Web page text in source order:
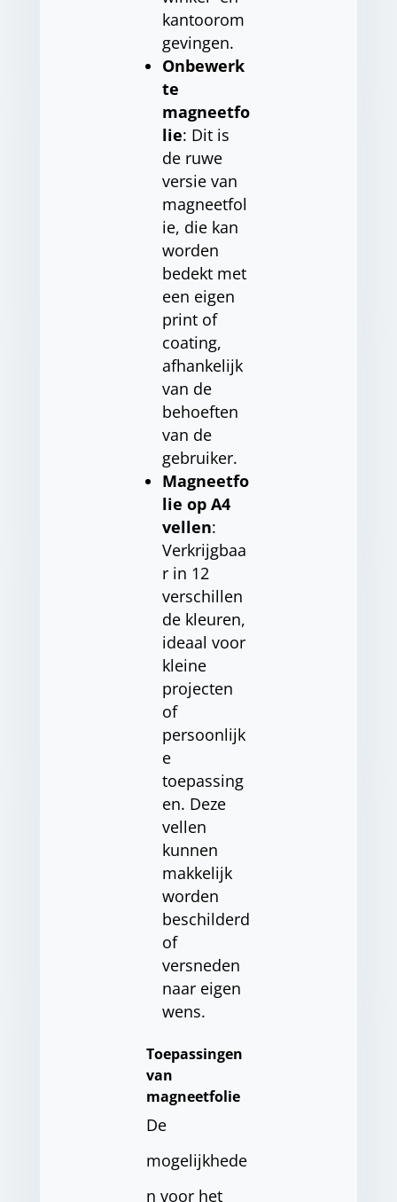
kantoorom
gevingen.
Onbewerk
te
magneetfo
lie: Dit is
de ruwe
versie van
magneetfol
ie, die kan
worden
bedekt met
een eigen
print of
coating,
afhankelijk
van de
behoeften
van de
gebruiker.
Magneetfo
lie op A4
vellen:
Verkrijgbaa
r in 12
verschillen
de kleuren,
ideaal voor
kleine
projecten
of
persoonlijk
e
toepassing
en. Deze
vellen
kunnen
makkelijk
worden
beschilderd
of
versneden
naar eigen
wens.
Toepassingen
van
magneetfolie
De
mogelijkhede
n voor het